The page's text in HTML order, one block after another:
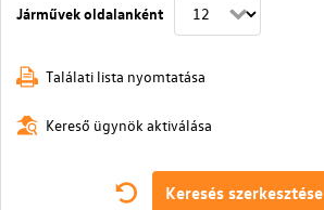
Járművek oldalanként
Találati lista nyomtatása
Kereső ügynök aktiválása
Keresés szerkesztése